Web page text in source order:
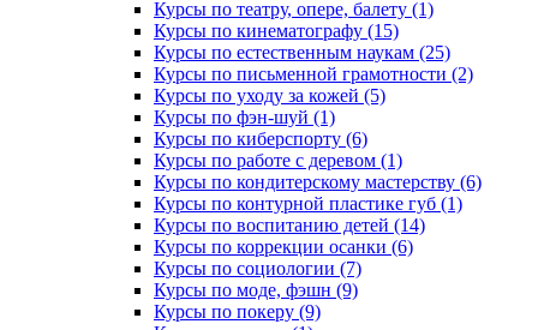
Курсы по театру, опере, балету (1)
Курсы по кинематографу (15)
Курсы по естественным наукам (25)
Курсы по письменной грамотности (2)
Курсы по уходу за кожей (5)
Курсы по фэн-шуй (1)
Курсы по киберспорту (6)
Курсы по работе с деревом (1)
Курсы по кондитерскому мастерству (6)
Курсы по контурной пластике губ (1)
Курсы по воспитанию детей (14)
Курсы по коррекции осанки (6)
Курсы по социологии (7)
Курсы по моде, фэшн (9)
Курсы по покеру (9)